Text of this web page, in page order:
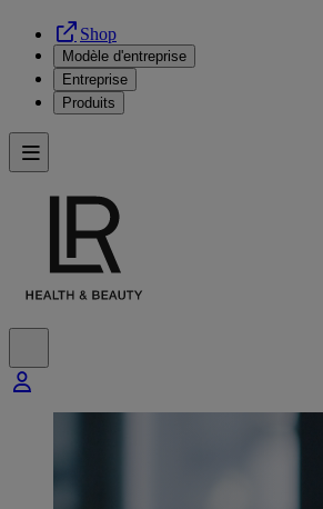
Shop
Modèle d'entreprise
Entreprise
Produits